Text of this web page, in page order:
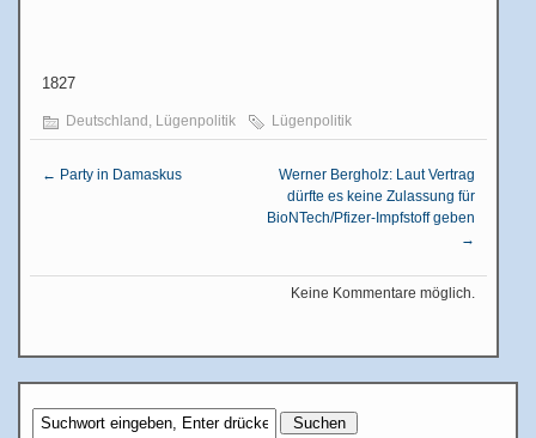
1827
Deutschland, Lügenpolitik Lügenpolitik
← Party in Damaskus
Werner Bergholz: Laut Vertrag
dürfte es keine Zulassung für
BioNTech/Pfizer-Impfstoff geben
→
Keine Kommentare möglich.